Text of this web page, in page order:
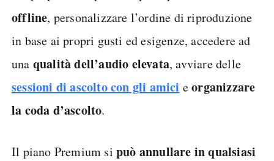
offline, personalizzare l’ordine di riproduzione
in base ai propri gusti ed esigenze, accedere ad
una qualità dell’audio elevata, avviare delle
sessioni di ascolto con gli amici eorganizzare
la coda d’ascolto.
Il piano Premium si può annullare in qualsiasi